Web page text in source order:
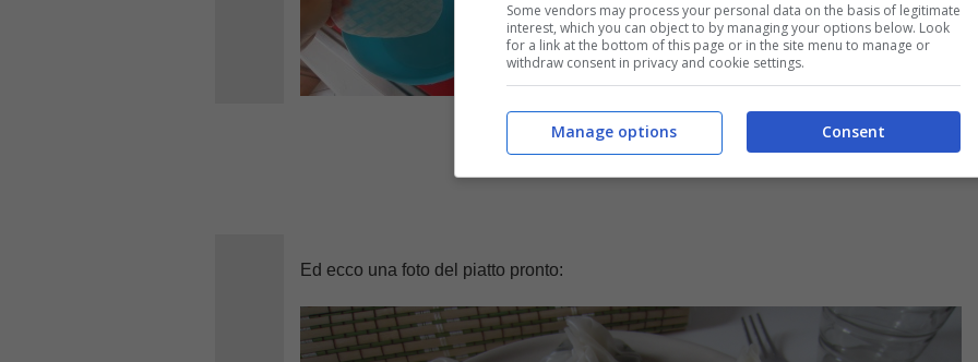
Ed ecco una foto del piatto pronto:
Some vendors may process your personal data on the basis of legitimate
interest, which you can object to by managing your options below. Look
for a link at the bottom of this page or in the site menu to manage or
withdraw consent in privacy and cookie settings.
Consent
Manage options